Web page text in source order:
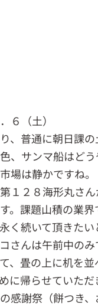
６（土）
、普通に朝日課の
、サンマ船はど
場は静かですね。
１２８海形丸さ
。課題山積の業
く続いて頂きたい
さんは午前中の
、畳の上に机を
に帰らせていた
感謝祭（餅つき